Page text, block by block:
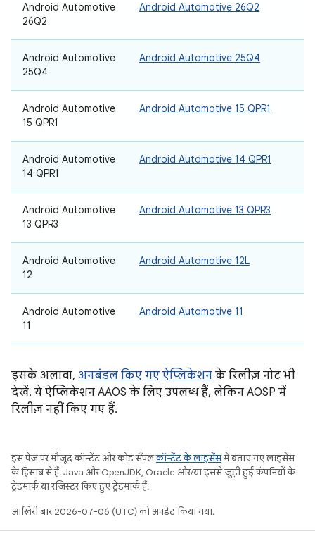
Android Automotive
26Q2
Android Automotive 26Q2
Android Automotive
25Q4
Android Automotive 25Q4
Android Automotive
15 QPR1
Android Automotive 15 QPR1
Android Automotive
14 QPR1
Android Automotive 14 QPR1
Android Automotive
13 QPR3
Android Automotive 13 QPR3
Android Automotive
12
Android Automotive 12L
Android Automotive
11
Android Automotive 11
इसके अलावा, अनबंडल किए गए ऐप्लिकेशन के रिलीज़ नोट भी
देखें. ये ऐप्लिकेशन AAOS के लिए उपलब्ध हैं, लेकिन AOSP में
रिलीज़ नहीं किए गए हैं.
इस पेज पर मौजूद कॉन्टेंट और कोड सैंपलकॉन्टेंट के लाइसेंसमें बताए गए लाइसेंस
के हिसाब से हैं. Java और OpenJDK, Oracle और/या इससे जुड़ी हुई कंपनियों के
ट्रेडमार्क या रजिस्टर किए हुए ट्रेडमार्क हैं.
आखिरी बार 2026-07-06 (UTC) को अपडेट किया गया.